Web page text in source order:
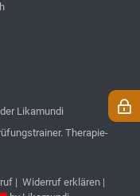
Likamundi
Therapie-
| Widerruf erklären|